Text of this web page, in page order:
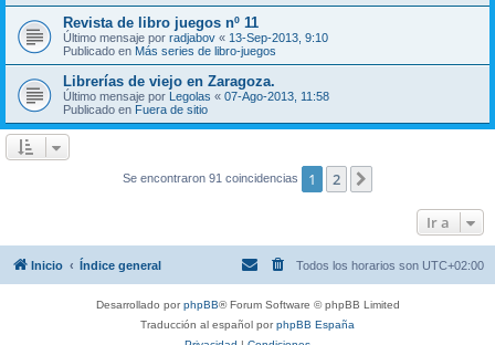
Revista de libro juegos nº 11
Último mensaje por radjabov « 13-Sep-2013, 9:10
Publicado en Más series de libro-juegos
Librerías de viejo en Zaragoza.
Último mensaje por Legolas « 07-Ago-2013, 11:58
Publicado en Fuera de sitio
Se encontraron 91 coincidencias 1 2
Ir a
Inicio Índice general Todos los horarios son UTC+02:00
Desarrollado porphpBB® Forum Software © phpBB Limited
Traducción al español porphpBB España